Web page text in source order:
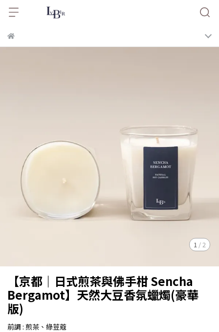
1 / 2
【京都｜日式煎茶與佛手柑 Sencha
Bergamot】天然大豆香氛蠟燭(豪華
版)
前調 : 煎茶、綠荳蔻